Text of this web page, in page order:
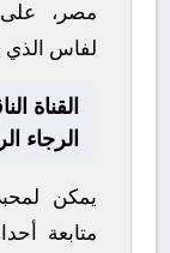
مصر،
لفاس
القناة
الرجاء
يمكن
متابعة